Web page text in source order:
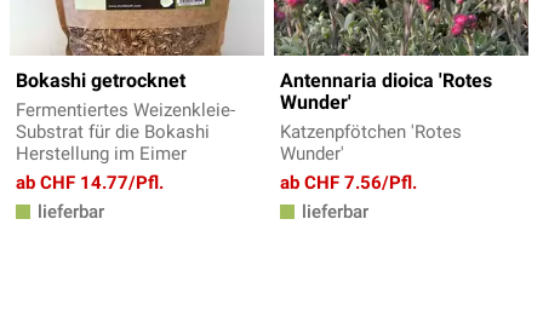
Bokashi getrocknet
Fermentiertes Weizenkleie-
Substrat für die Bokashi
Herstellung im Eimer
ab CHF 14.77/Pfl.
lieferbar
Antennaria dioica 'Rotes
Wunder'
Katzenpfötchen 'Rotes
Wunder'
ab CHF 7.56/Pfl.
lieferbar